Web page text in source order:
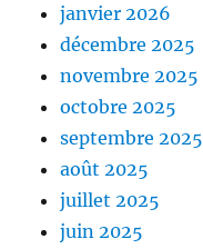
janvier 2026
décembre 2025
novembre 2025
octobre 2025
septembre 2025
août 2025
juillet 2025
juin 2025